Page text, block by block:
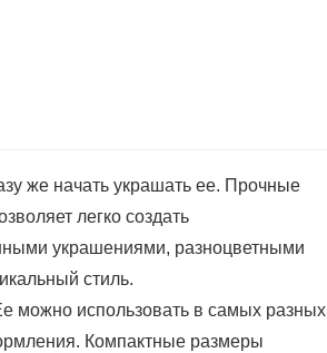
же начать украшать ее. Прочные
легко создать
украшениями, разноцветными
стиль.
можно использовать в самых разных
Компактные размеры